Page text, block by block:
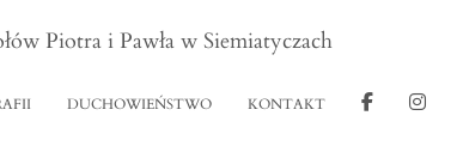
Piotra i Pawła w Siemiatyczach
DUCHOWIEŃSTWO KONTAKT